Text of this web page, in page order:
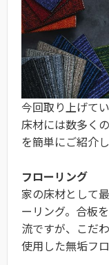
今回取り上げて
床材には数多く
を簡単にご紹介
フローリング
家の床材として
ーリング。合板
流ですが、こだ
使用した無垢フ